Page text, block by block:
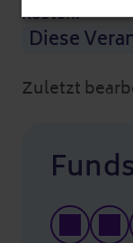
Kosten:
Diese
Zuletzt